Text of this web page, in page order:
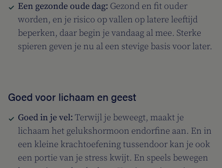
Een gezonde oude dag: Gezond en fit ouder
worden, en je risico op vallen op latere leeftijd
beperken, daar begin je vandaag al mee. Sterke
spieren geven je nu al een stevige basis voor later.
Goed voor lichaam en geest
Goed in je vel: Terwijl je beweegt, maakt je
lichaam het gelukshormoon endorfine aan. En in
een kleine krachtoefening tussendoor kan je ook
een portie van je stress kwijt. En speels bewegen